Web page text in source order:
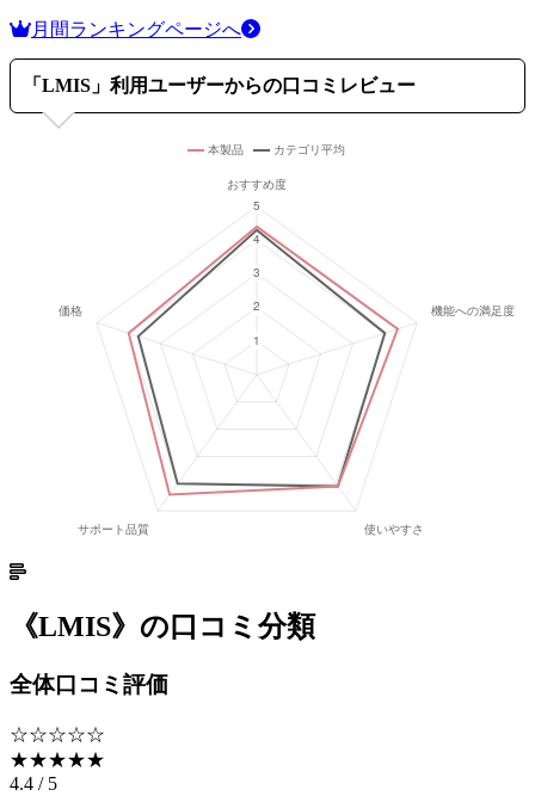
月間ランキングページへ
「 LMIS 」利用ユーザーからの口コミレビュー
《LMIS》の口コミ分類
全体口コミ評価
☆☆☆☆☆
★★★★★
4.4 / 5